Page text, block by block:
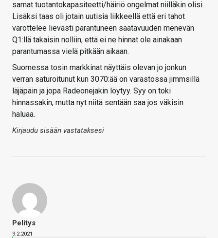
samat tuotantokapasiteetti/häiriö ongelmat niilläkin olisi.
Lisäksi taas oli jotain uutisia liikkeellä että eri tahot
varottelee lievästi parantuneen saatavuuden menevän
Q1:llä takaisin nolliin, että ei ne hinnat ole ainakaan
parantumassa vielä pitkään aikaan.
Suomessa tosin markkinat näyttäis olevan jo jonkun
verran saturoitunut kun 3070:ää on varastossa jimmsillä
läjäpäin ja jopa Radeonejakin löytyy. Syy on toki
hinnassakin, mutta nyt niitä sentään saa jos väkisin
haluaa.
Kirjaudu sisään vastataksesi
Pelitys
9.2.2021